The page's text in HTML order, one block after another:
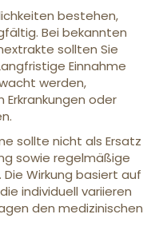
bestehen,
Bei bekannten
sollten Sie
Einnahme
werden,
oder
sollte nicht als Ersatz
sowie regelmäßige
Wirkung basiert auf
individuell variieren
den medizinischen